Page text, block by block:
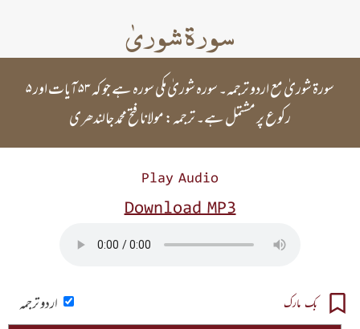
سورۃ شوریٰ
سورۃ شوریٰ مع اردو ترجمہ۔ سورہ شوریٰ مکی سورہ ہے جو کہ ۵۳ آیات اور ۵
رکوع پر مشتمل ہے۔ ترجمہ: مولانا فتح محمد جالندھری
Play Audio
Download MP3
بک مارک اردو ترجمہ